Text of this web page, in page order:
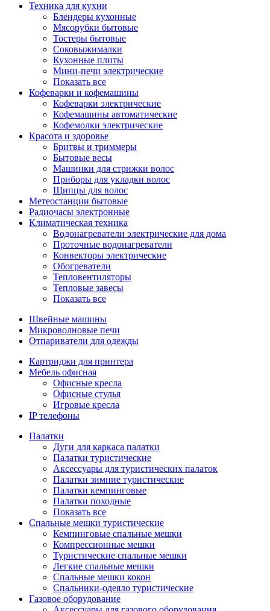
Техника для кухни
Блендеры кухонные
Мясорубки бытовые
Тостеры бытовые
Соковыжималки
Кухонные плиты
Мини-печи электрические
Показать все
Кофеварки и кофемашины
Кофеварки электрические
Кофемашины автоматические
Кофемолки электрические
Красота и здоровье
Бритвы и триммеры
Бытовые весы
Машинки для стрижки волос
Приборы для укладки волос
Щипцы для волос
Метеостанции бытовые
Радиочасы электронные
Климатическая техника
Водонагреватели электрические для дома
Проточные водонагреватели
Конвекторы электрические
Обогреватели
Тепловентиляторы
Тепловые завесы
Показать все
Швейные машины
Микроволновые печи
Отпариватели для одежды
Картриджи для принтера
Мебель офисная
Офисные кресла
Офисные стулья
Игровые кресла
IP телефоны
Палатки
Дуги для каркаса палатки
Палатки туристические
Аксессуары для туристических палаток
Палатки зимние туристические
Палатки кемпинговые
Палатки походные
Показать все
Спальные мешки туристические
Кемпинговые спальные мешки
Компрессионные мешки
Туристические спальные мешки
Легкие спальные мешки
Спальные мешки кокон
Спальники-одеяло туристические
Газовое оборудование